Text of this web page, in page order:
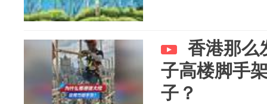
香港那么
子高楼脚手
子？